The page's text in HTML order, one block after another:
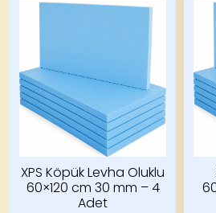
XPS Köpük Levha Oluklu
60×120 cm 30 mm – 4
Adet